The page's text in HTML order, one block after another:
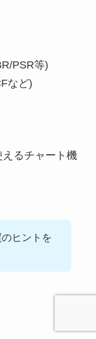
PSR等)
など)
るチャート機
ヒントを